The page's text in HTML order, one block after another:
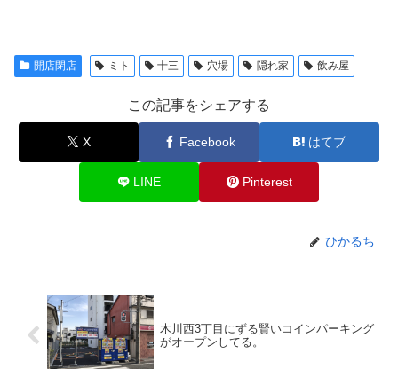
開店閉店 ミト 十三 穴場 隠れ家 飲み屋
この記事をシェアする
X Facebook はてブ
LINE Pinterest
ひかるち
木川西3丁目にずる賢いコインパーキング
がオープンしてる。